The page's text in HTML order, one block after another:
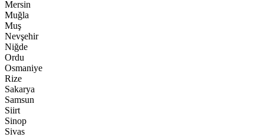
Mersin
Muğla
Muş
Nevşehir
Niğde
Ordu
Osmaniye
Rize
Sakarya
Samsun
Siirt
Sinop
Sivas